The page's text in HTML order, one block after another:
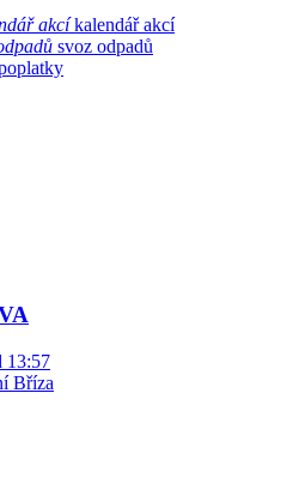
kalendář akcí
svoz odpadů
13:57
Bříza